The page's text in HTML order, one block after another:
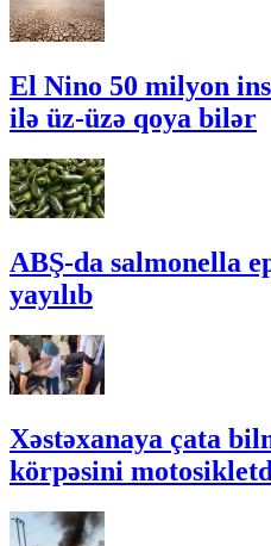
El Nino 50 milyon
ilə üz-üzə qoya bilər
ABŞ-da salmonella
yayılıb
Xəstəxanaya çata
körpəsini